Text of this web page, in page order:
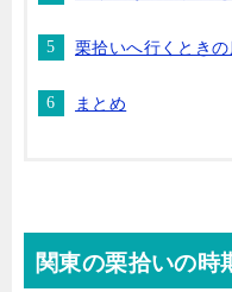
栗拾いへ行くとき
まとめ
関東の栗拾いの時